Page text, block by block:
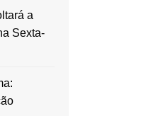
a
Sexta-